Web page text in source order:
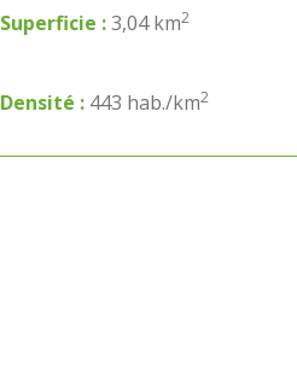
Superficie :3,04 km2
Densité : 443 hab./km2